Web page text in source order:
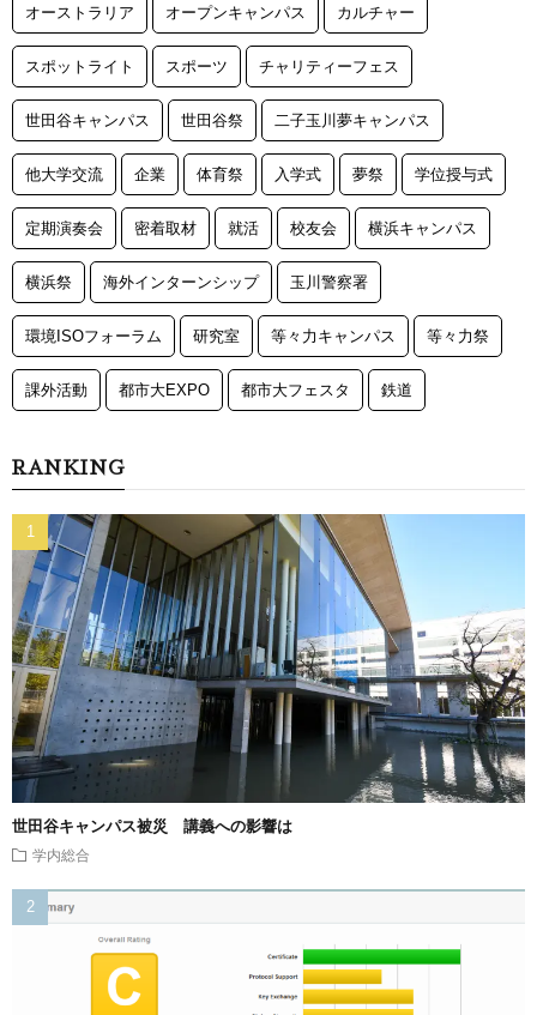
オーストラリア オープンキャンパス カルチャー
スポットライト スポーツ チャリティーフェス
世田谷キャンパス 世田谷祭 二子玉川夢キャンパス
他大学交流 企業 体育祭 入学式 夢祭 学位授与式
定期演奏会 密着取材 就活 校友会 横浜キャンパス
横浜祭 海外インターンシップ 玉川警察署
環境ISOフォーラム 研究室 等々力キャンパス 等々力祭
課外活動 都市大EXPO 都市大フェスタ 鉄道
RANKING
世田谷キャンパス被災 講義への影響は
学内総合